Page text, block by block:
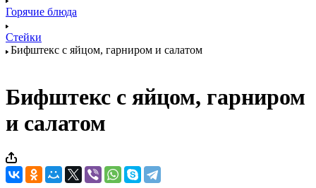
Горячие блюда
Стейки
Бифштекс с яйцом, гарниром и салатом
Бифштекс с яйцом, гарниром
и салатом